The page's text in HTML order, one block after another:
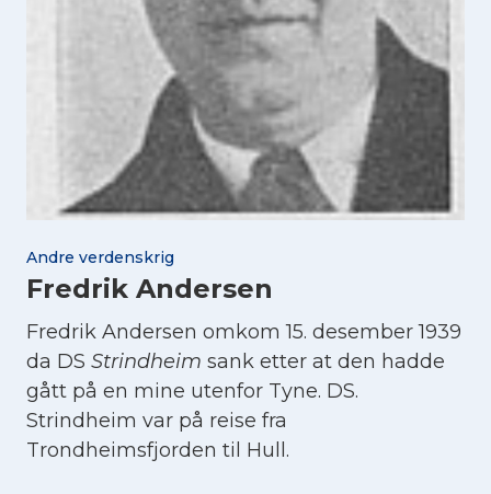
Andre verdenskrig
Fredrik Andersen
Fredrik Andersen omkom 15. desember 1939
da DS Strindheim sank etter at den hadde
gått på en mine utenfor Tyne. DS.
Strindheim var på reise fra
Trondheimsfjorden til Hull.